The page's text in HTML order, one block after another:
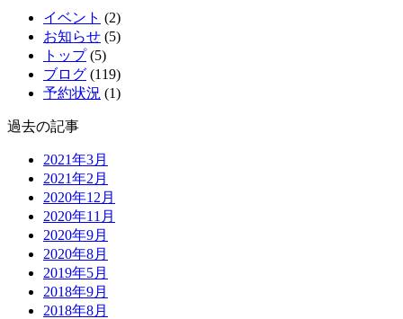
イベント (2)
お知らせ (5)
トップ(5)
ブログ (119)
予約状況 (1)
過去の記事
2021年3月
2021年2月
2020年12月
2020年11月
2020年9月
2020年8月
2019年5月
2018年9月
2018年8月